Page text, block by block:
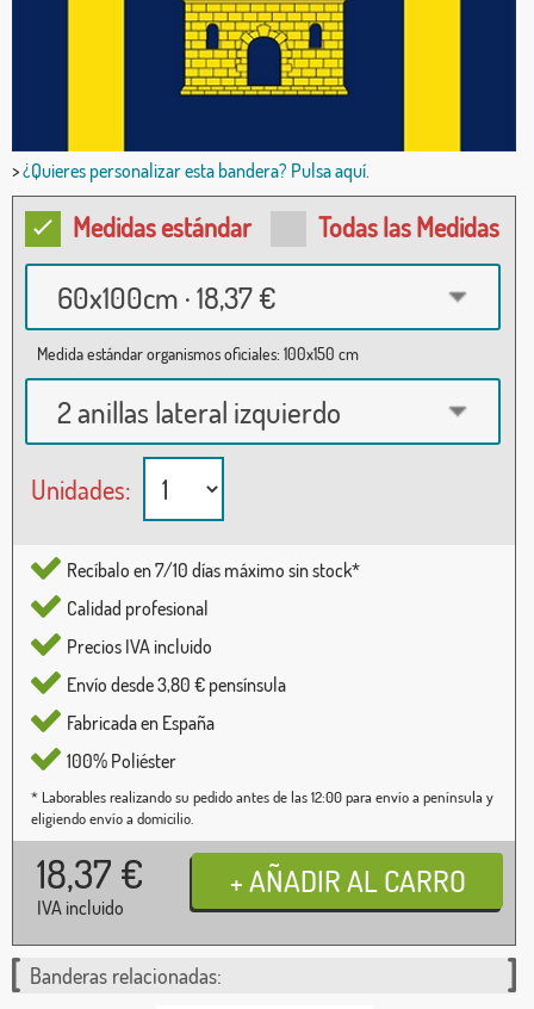
>¿Quieres personalizar esta bandera? Pulsa aquí.
Medidas estándar Todas las Medidas
60x100cm · 18,37 €
Medida estándar organismos oficiales: 100x150 cm
2 anillas lateral izquierdo
Unidades:
Recíbalo en 7/10 días máximo sin stock*
Calidad profesional
Precios IVA incluido
Envío desde 3,80 € pensínsula
Fabricada en España
100% Poliéster
* Laborables realizando su pedido antes de las 12:00 para envío a península y
eligiendo envío a domicilio.
18,37 €
IVA incluido
Banderas relacionadas: